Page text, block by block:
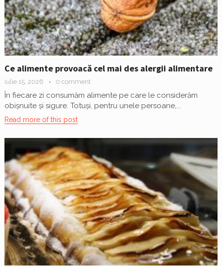
Ce alimente provoacă cel mai des alergii alimentare
iulie 15, 2026 0 comment
În fiecare zi consumăm alimente pe care le considerăm
obișnuite și sigure. Totuși, pentru unele persoane,...
Read more of this post